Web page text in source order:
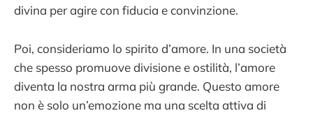
divina per agire con fiducia e convinzione.
Poi, consideriamo lo spirito d’amore. In una società
che spesso promuove divisione e ostilità, l’amore
diventa la nostra arma più grande. Questo amore
non è solo un’emozione ma una scelta attiva di